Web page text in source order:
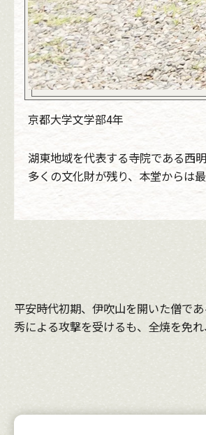
京都大学文学部4年
湖東地域を代表する寺院である西
多くの文化財が残り、本堂からは
平安時代初期、伊吹山を開いた僧で
秀による攻撃を受けるも、全焼を免